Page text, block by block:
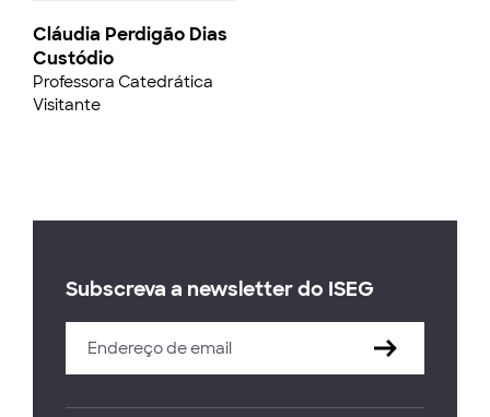
Cláudia Perdigão Dias
Custódio
Professora Catedrática
Visitante
Subscreva a newsletter do ISEG